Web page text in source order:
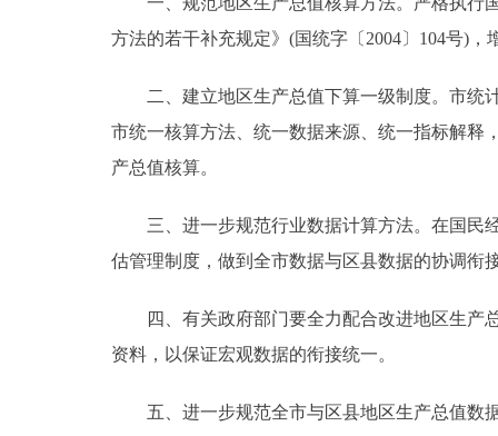
12345网上接诉即办
走进北京
北京概况
多语种
ENGLISH
方法的若干补充规定》(国统字〔2004〕104号)
二、建立地区生产总值下算一级制度。市统计
市统一核算方法、统一数据来源、统一指标解释
产总值核算。
三、进一步规范行业数据计算方法。在国民经
估管理制度，做到全市数据与区县数据的协调衔
四、有关政府部门要全力配合改进地区生产总
资料，以保证宏观数据的衔接统一。
五、进一步规范全市与区县地区生产总值数据